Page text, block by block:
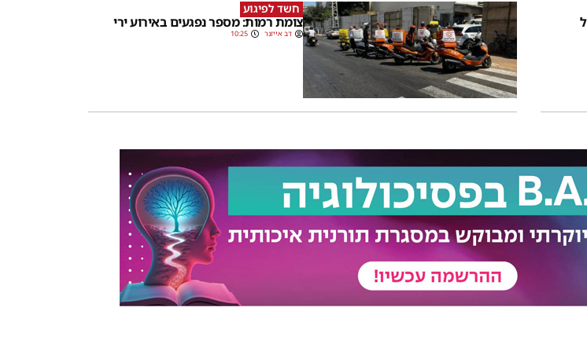
חשד לפיגוע
צומת רמות: מספר נפגעים באירוע ירי
דב אייזנר 10:25